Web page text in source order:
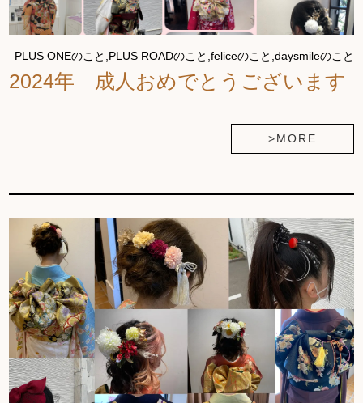
PLUS ONEのこと,PLUS ROADのこと,feliceのこと,daysmileのこと
2024年 成人おめでとうございます
>MORE